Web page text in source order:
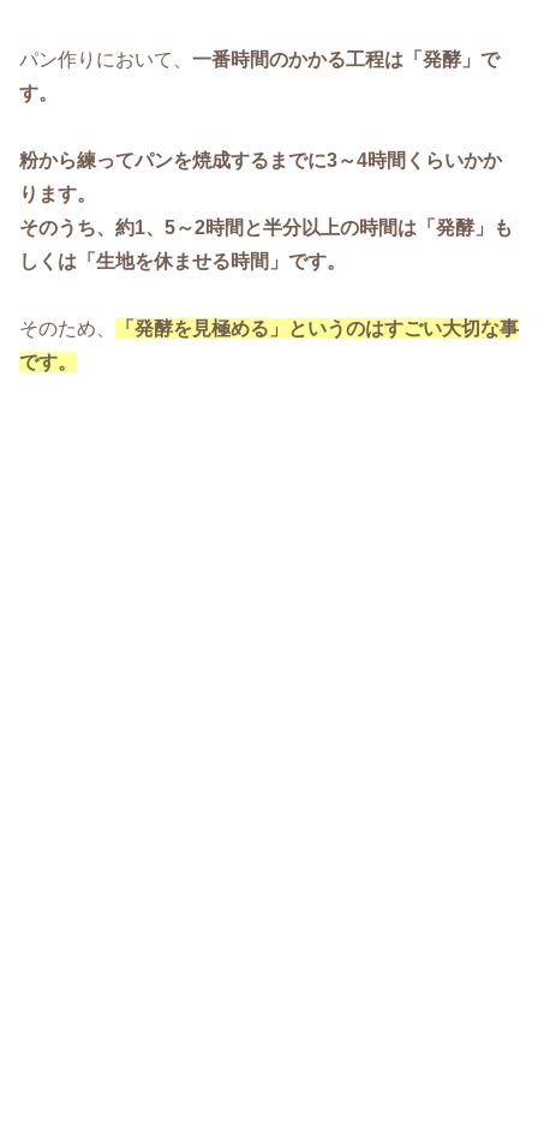
パン作りにおいて、 一番時間のかかる工程は「発酵」で
す。
粉から練ってパンを焼成するまでに3～4時間くらいかか
ります。
そのうち、約1、5～2時間と半分以上の時間は「発酵」も
しくは「生地を休ませる時間」です。
そのため、
「発酵を見極める」というのはすごい大切な事
です。